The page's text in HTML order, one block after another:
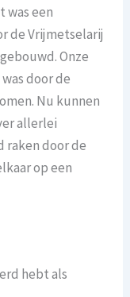
was een
de Vrijmetselarij
Onze
door de
Nu kunnen
allerlei
raken door de
op een
hebt als